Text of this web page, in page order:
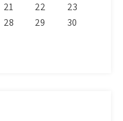
21 22
23
28 29
30